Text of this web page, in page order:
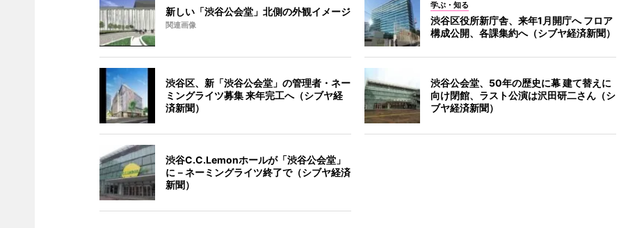
新しい「渋谷公会堂」北側の外観イメージ
関連画像
学ぶ・知る
渋谷区役所新庁舎、来年1月開庁へ フロア
構成公開、各課集約へ（シブヤ経済新聞）
渋谷区、新「渋谷公会堂」の管理者・ネー
ミングライツ募集 来年完工へ（シブヤ経
済新聞）
渋谷公会堂、50年の歴史に幕 建て替えに
向け閉館、ラスト公演は沢田研二さん（シ
ブヤ経済新聞）
渋谷C.C.Lemonホールが「渋谷公会堂」
に－ネーミングライツ終了で（シブヤ経済
新聞）